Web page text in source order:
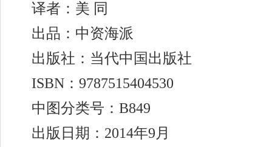
译者：美 同
出品：中资海派
出版社：当代中国出版社
ISBN：9787515404530
中图分类号：B849
出版日期：2014年9月